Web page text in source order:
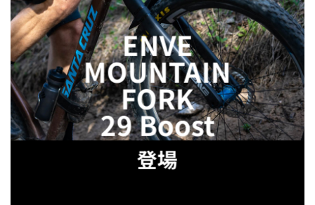
ENVE
MOUNTAIN
FORK
29 Boost
登場